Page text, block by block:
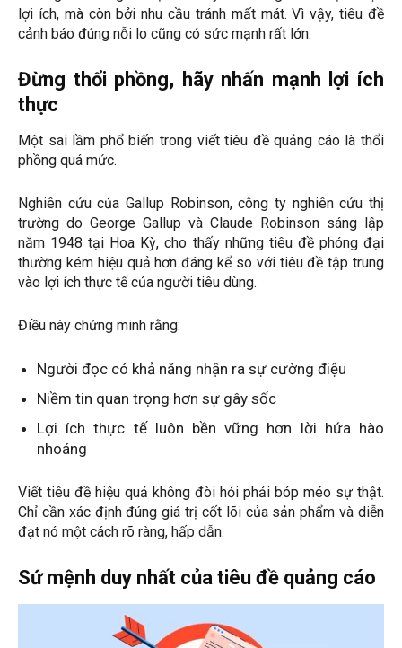
lợi ích, mà còn bởi nhu cầu tránh mất mát. Vì vậy, tiêu đề
cảnh báo đúng nỗi lo cũng có sức mạnh rất lớn.
Đừng thổi phồng, hãy nhấn mạnh lợi ích
thực
Một sai lầm phổ biến trong viết tiêu đề quảng cáo là thổi
phồng quá mức.
Nghiên cứu của Gallup Robinson, công ty nghiên cứu thị
trường do George Gallup và Claude Robinson sáng lập
năm 1948 tại Hoa Kỳ, cho thấy những tiêu đề phóng đại
thường kém hiệu quả hơn đáng kể so với tiêu đề tập trung
vào lợi ích thực tế của người tiêu dùng.
Điều này chứng minh rằng:
Người đọc có khả năng nhận ra sự cường điệu
Niềm tin quan trọng hơn sự gây sốc
Lợi ích thực tế luôn bền vững hơn lời hứa hào
nhoáng
Viết tiêu đề hiệu quả không đòi hỏi phải bóp méo sự thật.
Chỉ cần xác định đúng giá trị cốt lõi của sản phẩm và diễn
đạt nó một cách rõ ràng, hấp dẫn.
Sứ mệnh duy nhất của tiêu đề quảng cáo